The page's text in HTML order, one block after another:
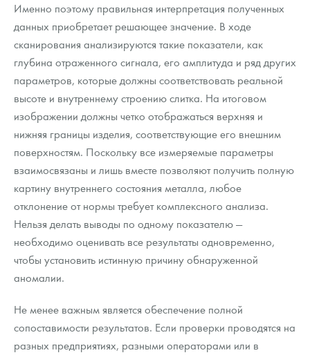
Именно поэтому правильная интерпретация полученных
данных приобретает решающее значение. В ходе
сканирования анализируются такие показатели, как
глубина отраженного сигнала, его амплитуда и ряд других
параметров, которые должны соответствовать реальной
высоте и внутреннему строению слитка. На итоговом
изображении должны четко отображаться верхняя и
нижняя границы изделия, соответствующие его внешним
поверхностям. Поскольку все измеряемые параметры
взаимосвязаны и лишь вместе позволяют получить полную
картину внутреннего состояния металла, любое
отклонение от нормы требует комплексного анализа.
Нельзя делать выводы по одному показателю —
необходимо оценивать все результаты одновременно,
чтобы установить истинную причину обнаруженной
аномалии.
Не менее важным является обеспечение полной
сопоставимости результатов. Если проверки проводятся на
разных предприятиях, разными операторами или в